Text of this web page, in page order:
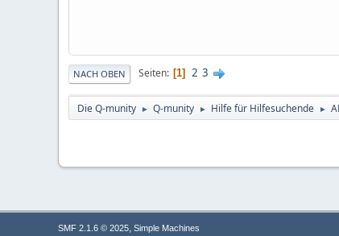
NACH OBEN Seiten 1 2 3
Die Q-munity ► Q-munity ► Hilfe für Hilfesuchende ►
SMF 2.1.6 © 2025, Simple Machines